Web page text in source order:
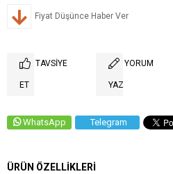
Fiyat Düşünce Haber Ver
TAVSIYE
ET
YORUM
YAZ
WhatsApp Telegram
ÜRÜN ÖZELLIKLERI